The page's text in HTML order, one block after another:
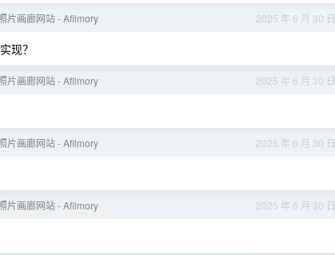
2025 年 6 月 30 日
片画廊网站 - Afilmory
现？
2025 年 6 月 30 日
片画廊网站 - Afilmory
2025 年 6 月 30 日
片画廊网站 - Afilmory
2025 年 6 月 30 日
片画廊网站 - Afilmory